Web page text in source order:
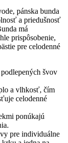
pánska bunda
a priedušnosť
má
prispôsobenie,
pre celodenné
švov
a vlhkosť, čím
celodenné
ponúkajú
pre individuálne